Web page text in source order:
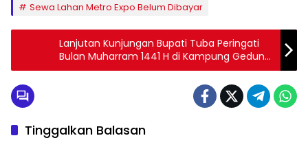
Sewa Lahan Metro Expo Belum Dibayar
Lanjutan Kunjungan Bupati Tuba Peringati
Bulan Muharram 1441 H di Kampung Gedung
Jaya
Tinggalkan Balasan